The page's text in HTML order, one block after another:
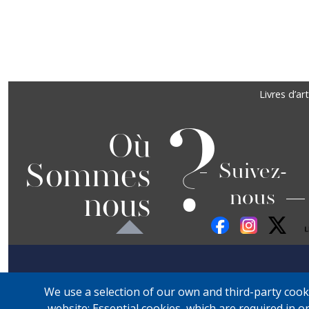
Livres d’art
Où
Sommes
nous ?Suivez-
nous
We use a selection of our own and third-party